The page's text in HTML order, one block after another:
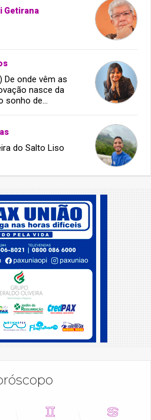
Getirana
De onde vêm as
nasce da
sonho de
do Salto Liso